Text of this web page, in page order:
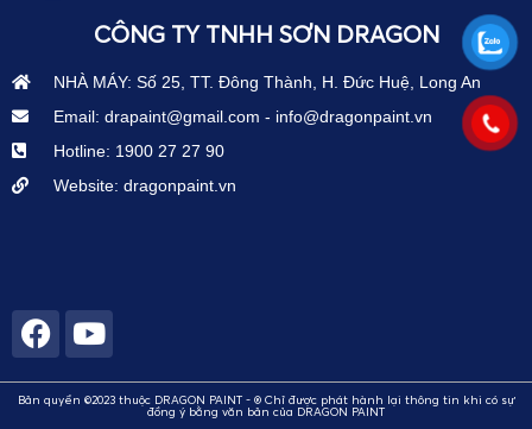
CÔNG TY TNHH SƠN DRAGON
NHÀ MÁY: Số 25, TT. Đông Thành, H. Đức Huệ, Long An
Email: drapaint@gmail.com - info@dragonpaint.vn
Hotline: 1900 27 27 90
Website: dragonpaint.vn
Bản quyền ©2023 thuộc DRAGON PAINT - ® Chỉ được phát hành lại thông tin khi có sự
đồng ý bằng văn bản của DRAGON PAINT